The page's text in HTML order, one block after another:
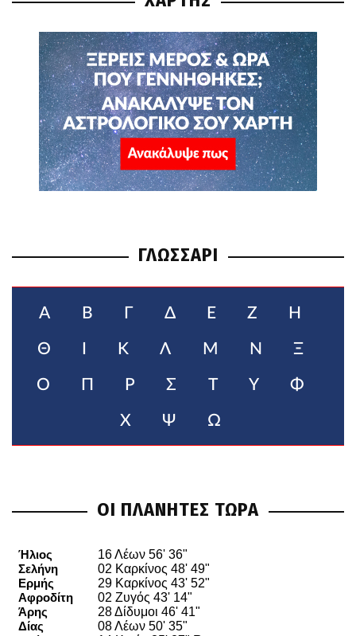
ΓΛΩΣΣΑΡΙ
Α Β Γ Δ Ε Ζ Η
Θ Κ Λ Μ Ν Ξ
Ο Π Ρ Σ Τ Υ Φ
Χ Ψ Ω
ΟΙ ΠΛΑΝΗΤΕΣ ΤΩΡΑ